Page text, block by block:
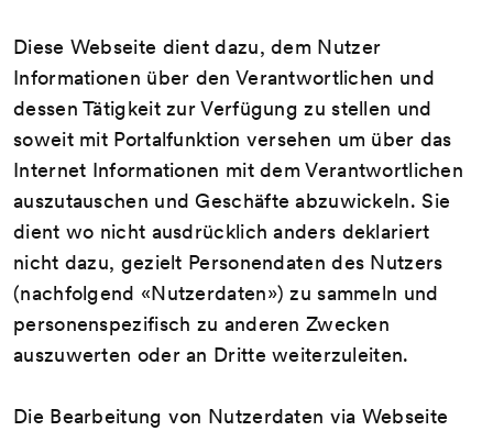
Diese Webseite dient dazu, dem Nutzer
Informationen über den Verantwortlichen und
dessen Tätigkeit zur Verfügung zu stellen und
soweit mit Portalfunktion versehen um über das
Internet Informationen mit dem Verantwortlichen
auszutauschen und Geschäfte abzuwickeln. Sie
dient wo nicht ausdrücklich anders deklariert
nicht dazu, gezielt Personendaten des Nutzers
(nachfolgend «Nutzerdaten») zu sammeln und
personenspezifisch zu anderen Zwecken
auszuwerten oder an Dritte weiterzuleiten.
Die Bearbeitung von Nutzerdaten via Webseite